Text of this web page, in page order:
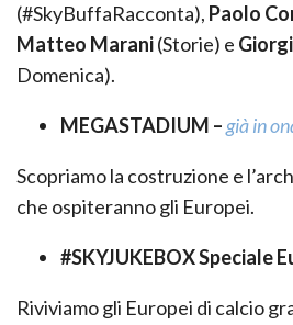
(#SkyBuffaRacconta), Paolo
Matteo Marani(Storie) e
Domenica).
MEGASTADIUM –già in
Scopriamo la costruzione e
che ospiteranno gli Europei.
#SKYJUKEBOX Speciale
Riviviamo gli Europei di calcio